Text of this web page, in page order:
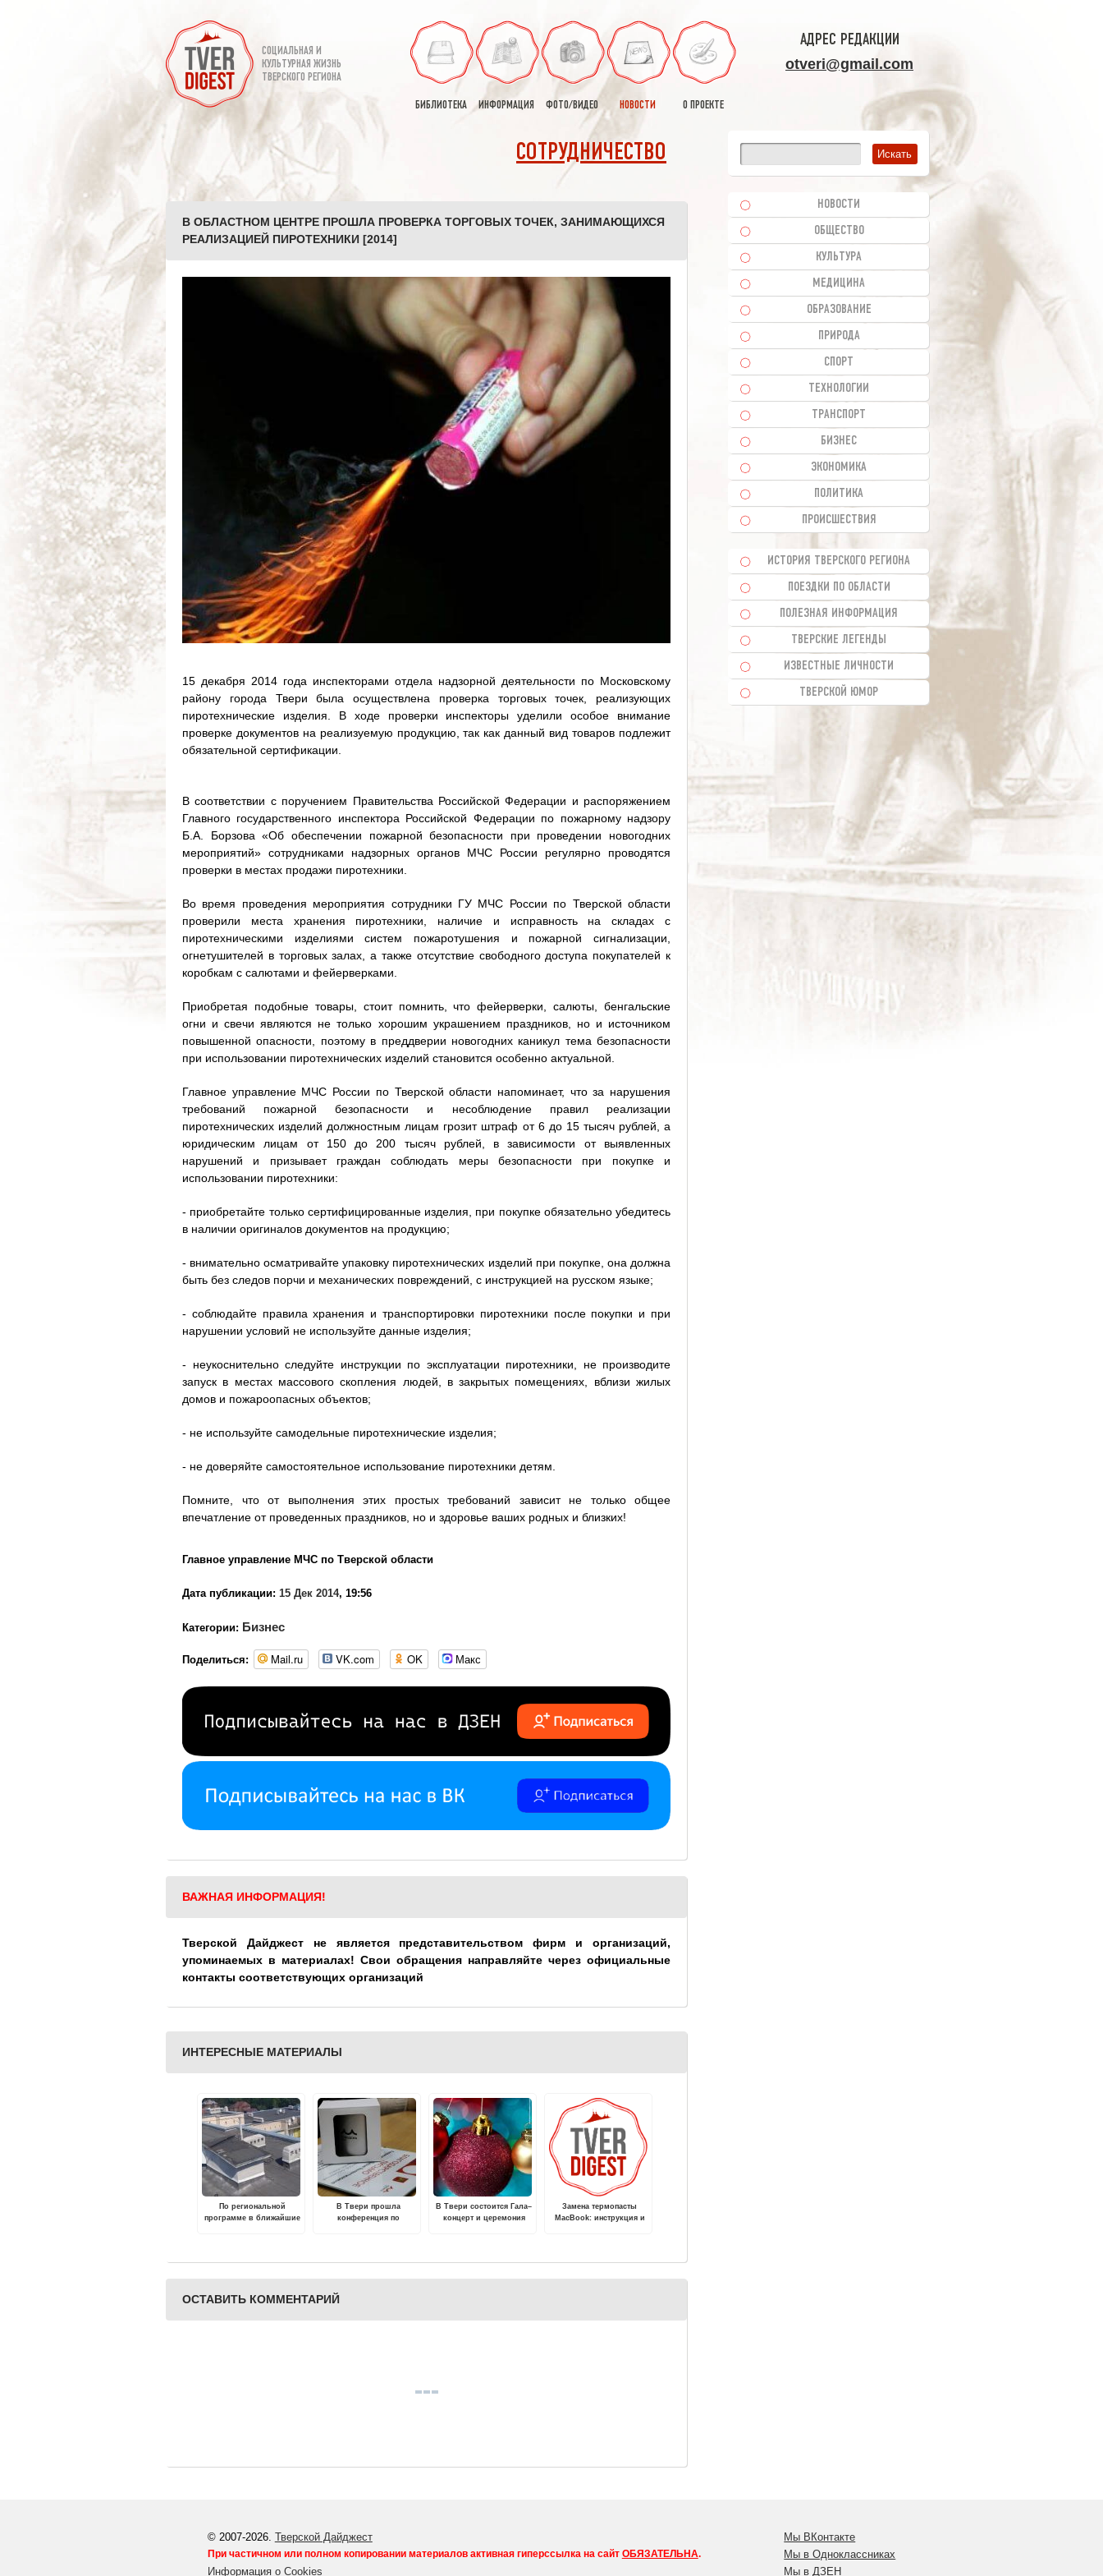
СОЦИАЛЬНАЯ И
КУЛЬТУРНАЯ ЖИЗНЬ
ТВЕРСКОГО РЕГИОНА
БИБЛИОТЕКА ИНФОРМАЦИЯ ФОТО/ВИДЕО НОВОСТИ О ПРОЕКТЕ
АДРЕС РЕДАКЦИИ
otveri@gmail.com
СОТРУДНИЧЕСТВО
В ОБЛАСТНОМ ЦЕНТРЕ ПРОШЛА ПРОВЕРКА ТОРГОВЫХ ТОЧЕК, ЗАНИМАЮЩИХСЯ
РЕАЛИЗАЦИЕЙ ПИРОТЕХНИКИ [2014]
15 декабря 2014 года инспекторами отдела надзорной деятельности по Московскому
району города Твери была осуществлена проверка торговых точек, реализующих
пиротехнические изделия. В ходе проверки инспекторы уделили особое внимание
проверке документов на реализуемую продукцию, так как данный вид товаров подлежит
обязательной сертификации.
В соответствии с поручением Правительства Российской Федерации и распоряжением
Главного государственного инспектора Российской Федерации по пожарному надзору
Б.А. Борзова «Об обеспечении пожарной безопасности при проведении новогодних
мероприятий» сотрудниками надзорных органов МЧС России регулярно проводятся
проверки в местах продажи пиротехники.
Во время проведения мероприятия сотрудники ГУ МЧС России по Тверской области
проверили места хранения пиротехники, наличие и исправность на складах с
пиротехническими изделиями систем пожаротушения и пожарной сигнализации,
огнетушителей в торговых залах, а также отсутствие свободного доступа покупателей к
коробкам с салютами и фейерверками.
Приобретая подобные товары, стоит помнить, что фейерверки, салюты, бенгальские
огни и свечи являются не только хорошим украшением праздников, но и источником
повышенной опасности, поэтому в преддверии новогодних каникул тема безопасности
при использовании пиротехнических изделий становится особенно актуальной.
Главное управление МЧС России по Тверской области напоминает, что за нарушения
требований пожарной безопасности и несоблюдение правил реализации
пиротехнических изделий должностным лицам грозит штраф от 6 до 15 тысяч рублей, а
юридическим лицам от 150 до 200 тысяч рублей, в зависимости от выявленных
нарушений и призывает граждан соблюдать меры безопасности при покупке и
использовании пиротехники:
- приобретайте только сертифицированные изделия, при покупке обязательно убедитесь
в наличии оригиналов документов на продукцию;
- внимательно осматривайте упаковку пиротехнических изделий при покупке, она должна
быть без следов порчи и механических повреждений, с инструкцией на русском языке;
- соблюдайте правила хранения и транспортировки пиротехники после покупки и при
нарушении условий не используйте данные изделия;
- неукоснительно следуйте инструкции по эксплуатации пиротехники, не производите
запуск в местах массового скопления людей, в закрытых помещениях, вблизи жилых
домов и пожароопасных объектов;
- не используйте самодельные пиротехнические изделия;
- не доверяйте самостоятельное использование пиротехники детям.
Помните, что от выполнения этих простых требований зависит не только общее
впечатление от проведенных праздников, но и здоровье ваших родных и близких!
Главное управление МЧС по Тверской области
Дата публикации: 15 Дек 2014, 19:56
Категории: Бизнес
Поделиться: Mail.ru VK.com OK Макс
ВАЖНАЯ ИНФОРМАЦИЯ!
Тверской Дайджест не является представительством фирм и организаций,
упоминаемых в материалах! Свои обращения направляйте через официальные
контакты соответствующих организаций
ИНТЕРЕСНЫЕ МАТЕРИАЛЫ
По региональной
программе в ближайшие
В Твери прошла
конференция по
В Твери состоится Гала–
концерт и церемония
юношеского фестиваля
Замена термопасты
MacBook: инструкция и
ОСТАВИТЬ КОММЕНТАРИЙ
НОВОСТИ
ОБЩЕСТВО
КУЛЬТУРА
МЕДИЦИНА
ОБРАЗОВАНИЕ
ПРИРОДА
СПОРТ
ТЕХНОЛОГИИ
ТРАНСПОРТ
БИЗНЕС
ЭКОНОМИКА
ПОЛИТИКА
ПРОИСШЕСТВИЯ
ИСТОРИЯ ТВЕРСКОГО РЕГИОНА
ПОЕЗДКИ ПО ОБЛАСТИ
ПОЛЕЗНАЯ ИНФОРМАЦИЯ
ТВЕРСКИЕ ЛЕГЕНДЫ
ИЗВЕСТНЫЕ ЛИЧНОСТИ
ТВЕРСКОЙ ЮМОР
© 2007-2026. Тверской Дайджест
При частичном или полном копировании материалов активная гиперссылка на сайт ОБЯЗАТЕЛЬНА.
Информация о Cookies
Мы ВКонтакте
Мы в Одноклассниках
Мы в ДЗЕН